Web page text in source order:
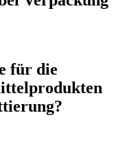
für die